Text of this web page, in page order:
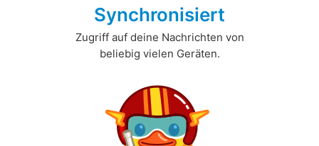
Synchronisiert
Zugriff auf deine Nachrichten von
beliebig vielen Geräten.